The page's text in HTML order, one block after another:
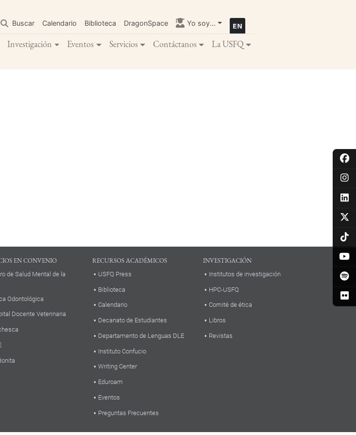
contenido
principal
Buscar Calendario Biblioteca DragonSpace Yo soy...
Investigación Eventos Servicios Contáctanos La USFQ
EN CONVENIO
de Salud Mental de la
Odontológica
Docente Veterinaria
RECURSOS ACADÉMICOS
USFQ Press
Biblioteca
Calendario
Decanato de Estudiantes
Departamento de Lenguas DLE
Instituto Confucio
Writing Center
Eduroam
Eventos
Preguntas Frecuentes
INVESTIGACIÓN
Institutos de investigación
HPC-USFQ
Comité de ética
Libros
Revistas